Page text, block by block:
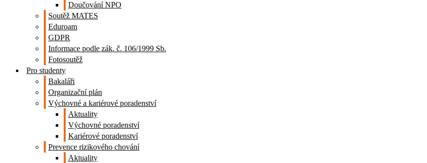
Doučování NPO
Soutěž MATES
Eduroam
GDPR
Informace podle zák. č. 106/1999 Sb.
Fotosoutěž
Pro studenty
Bakaláři
Organizační plán
Výchovné a kariérové poradenství
Aktuality
Výchovné poradenství
Kariérové poradenství
Prevence rizikového chování
Aktuality